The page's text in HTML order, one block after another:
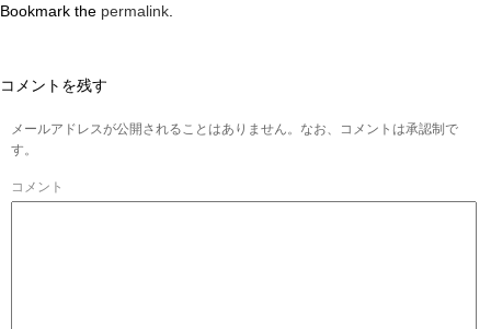
Bookmark the permalink
コメントを残す
メールアドレスが公開されることはありません。なお、コメントは承認制で
す。
コメント